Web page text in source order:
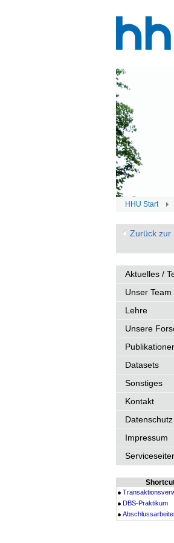
HHU Start
Zurück zur
Aktuelles /
Unser Team
Lehre
Unsere
Datasets
Sonstiges
Kontakt
Datenschutz
Impressum
DBS-Praktikum